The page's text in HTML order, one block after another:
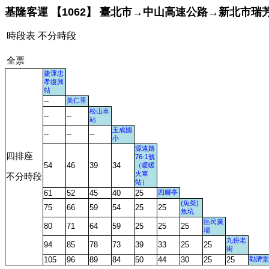
基隆客運 【1062】 臺北市→中山高速公路→新北市瑞
時段表 不分時段
全票
四排座
不分時段
捷運忠
孝復興
站
-- 美仁里
-- --
松山車
站
-- -- --
玉成國
小
54 46 39 34
源遠路
76-1號
（暖暖
火車
站）
61 52 45 40 25 四腳亭
75 66 59 54 25 25
(魚桀)
魚坑
80 71 64 59 25 25 25
區民廣
場
94 85 78 73 39 33 25 25
九份老
街
105 96 89 84 50 44 30 25 25 勸濟堂